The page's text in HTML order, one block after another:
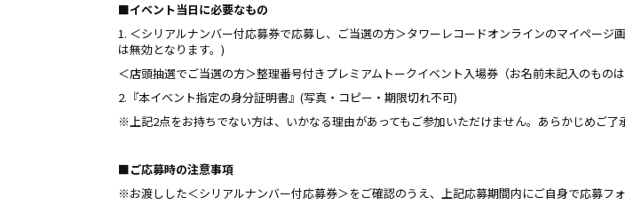
■イベント当日に必要なもの
1. ＜シリアルナンバー付応募券で応募し、ご当選の方＞タワーレコードオンラインのマイペー
は無効となります。)
＜店頭抽選でご当選の方＞整理番号付きプレミアムトークイベント入場券（お名前未記入のものは
2.『本イベント指定の身分証明書』(写真・コピー・期限切れ不可)
※上記2点をお持ちでない方は、いかなる理由があってもご参加いただけません。あらかじめご了
■ご応募時の注意事項
※お渡しした＜シリアルナンバー付応募券＞をご確認のうえ、上記応募期間内にご自身で応募フォ